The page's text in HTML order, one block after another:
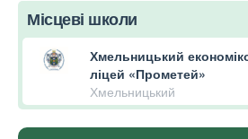
Місцеві школи
Хмельницький
ліцей «Прометей»
Хмельницький